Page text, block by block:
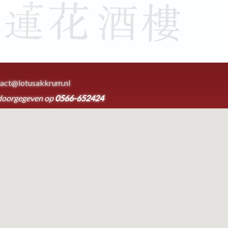
op0566-652424